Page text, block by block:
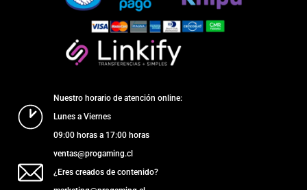
Nuestro horario de atención online:
Lunes a Viernes
09:00 horas a 17:00 horas
ventas@progaming.cl
¿Eres creados de contenido?